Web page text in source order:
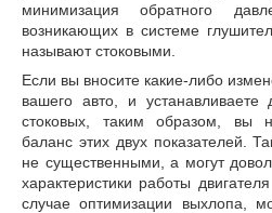
минимизация обратного
возникающих в системе
называют стоковыми.
Если вы вносите какие-либо
вашего авто, и
стоковых, таким образом, вы
баланс этих двух показателей.
не существенными, а могут
характеристики работы
случае оптимизации выхлопа,